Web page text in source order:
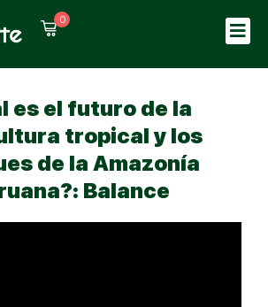
0
es el futuro de la
tropical y los
de la Amazonía
Balance
in
have an account?Sign up